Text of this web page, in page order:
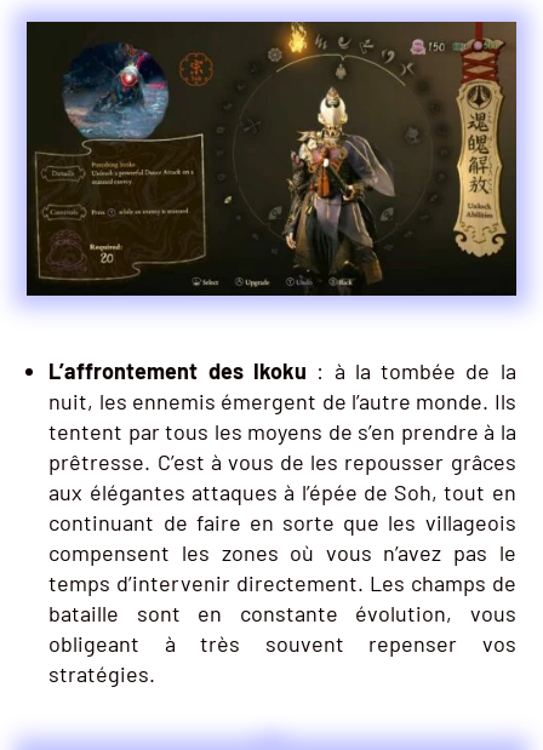
L’affrontement des Ikoku : à la tombée de la
nuit, les ennemis émergent de l’autre monde. Ils
tentent par tous les moyens de s’en prendre à la
prêtresse. C’est à vous de les repousser grâces
aux élégantes attaques à l’épée de Soh, tout en
continuant de faire en sorte que les villageois
compensent les zones où vous n’avez pas le
temps d’intervenir directement. Les champs de
bataille sont en constante évolution, vous
obligeant à très souvent repenser vos
stratégies.